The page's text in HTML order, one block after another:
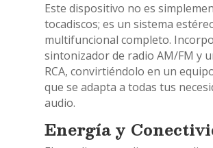
Este dispositivo no es
tocadiscos; es un sistema
multifuncional completo.
sintonizador de radio AM/FM y
RCA, convirtiéndolo en un
que se adapta a todas tus
audio.
Energía y